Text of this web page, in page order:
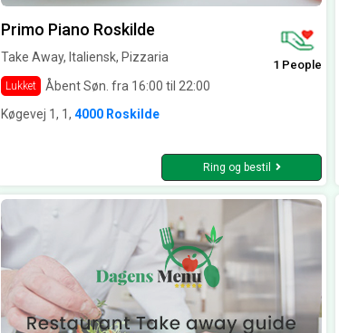
Primo Piano Roskilde
Take Away, Italiensk, Pizzaria
Lukket Åbent Søn. fra 16:00 til 22:00
1 People
Køgevej 1, 1, 4000 Roskilde
Ring og bestil